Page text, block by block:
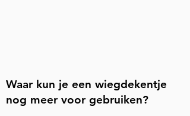
Waar kun je een wiegdekentje
nog meer voor gebruiken?